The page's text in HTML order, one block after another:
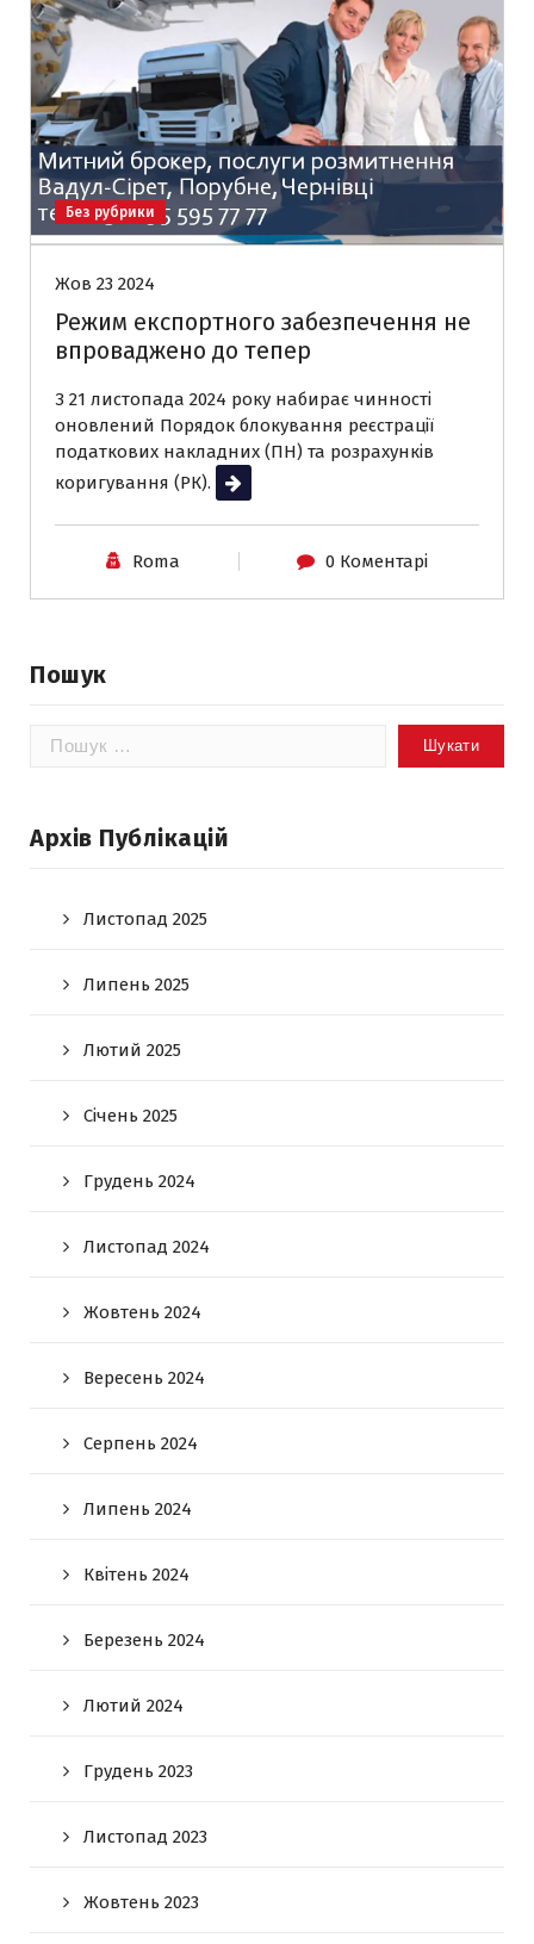
Без рубрики
Жов 23 2024
Режим експортного забезпечення не
впроваджено до тепер
З 21 листопада 2024 року набирає чинності
оновлений Порядок блокування реєстрації
податкових накладних (ПН) та розрахунків
коригування (РК).
Читати далі
Roma 0 Коментарі
Пошук
Пошук:
Архів Публікацій
Листопад 2025
Липень 2025
Лютий 2025
Січень 2025
Грудень 2024
Листопад 2024
Жовтень 2024
Вересень 2024
Серпень 2024
Липень 2024
Квітень 2024
Березень 2024
Лютий 2024
Грудень 2023
Листопад 2023
Жовтень 2023